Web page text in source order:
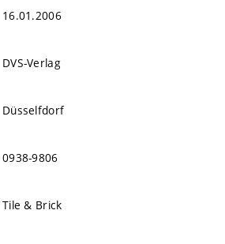
16.01.2006
DVS-Verlag
Düsselfdorf
0938-9806
Tile & Brick